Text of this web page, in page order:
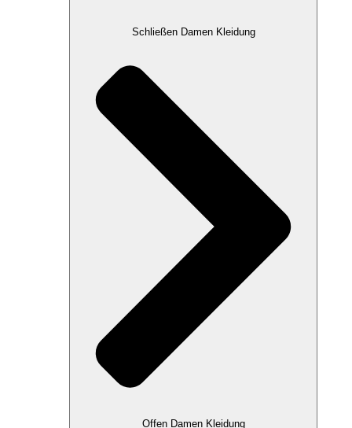
Schließen Damen Kleidung
Offen Damen Kleidung